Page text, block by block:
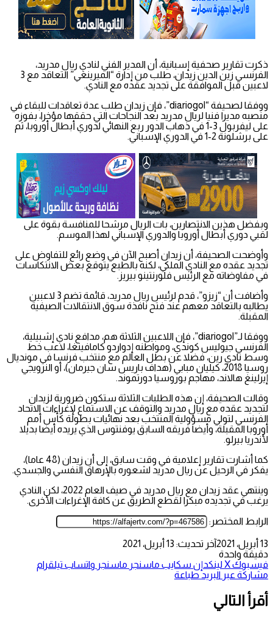
ذكرت تقارير صحفية إسبانية، أن المدير الفني لنادي ريال مدريد،
الفرنسي زين الدين زيدان، طلب من إدارة “الميرينغي” التعاقد مع 3
لاعبين قبل الموافقة على تجديد عقده مع النادي.
ووفقا لصحيفة “diariogol”، فإن زيدان طلب عدة تعاقدات للبقاء في
منصبه مديرا فنيا لريال مدريد بعد النجاحات التي حققها مؤخرا، بفوزه
على ليفربول 3-1 في ذهاب الدور ربع النهائي لدوري أبطال أوروبا، ثم
على برشلونة 2-1 في الدوري الإسباني.
وبفضل هذين الانتصارين، بات الريال مرشحا للمنافسة بقوة على
لقبي دوري أبطال أوروبا والدوري الإسباني لهذا الموسم.
وأوضحت الصحيفة، أن زيدان أصبح الآن في وضع رائع للتفاوض على
تجديد عقده مع النادي الملكي، لكنه بالطبع يتوقع بعض الانتكاسات
في مفاوضاته مع الرئيس فلورنتينو بيريز.
وأضافت أن “زيزو”، قدم لرئيس ريال مدريد، قائمة تضم 3 لاعبين
يطالبه بالتعاقد معهم عند فتح نافذة سوق الانتقالات الصيفية
المقبلة.
ووفقا لـ”diariogol”، فإن اللاعبين الثلاثة هم، مدافع نادي إشبيلية،
الفرنسي جيوليس كوندي، ومواطنه إدواردو كامافينغا، لاعب خط
وسط نادي رين، فضلا عن بطل العالم مع منتخب فرنسا في مونديال
روسيا 2018، كيليان مبابي (هداف باريس سان جيرمان)، أو النرويجي
إيرلينغ هالاند، مهاجم بوروسيا دورتموند.
وقالت الصحيفة، إن هذه الطلبات الثلاثة ستكون ضرورية لزيدان
لتجديد عقده مع ريال مدريد والتوقف عن الاستماع لإغراءات الاتحاد
الفرنسي لتولي مسؤولية المنتخب بعد نهائيات بطولة كأس أمم
أوروبا المقبلة، وأيضا فريقه السابق يوفنتوس الذي يريده أيضا بديلا
لأندريا بيرلو.
كما أشارت تقارير إعلامية في وقت سابق، إلى أن زيدان (48 عاما)،
يفكر في الرحيل عن ريال مدريد لشعوره بالإرهاق النفسي والجسدي.
وينتهي عقد زيدان مع ريال مدريد في صيف العام 2022، لكن النادي
يرغب في تجديده مبكرا لقطع الطريق عن كافة الإغراءات الأخرى.
الرابط المختصر:
13 أبريل، 2021
آخر تحديث: 13 أبريل، 2021
دقيقة واحدة
فيسبوك‫Xلينكدإن سكايب ماسنجر ماسنجر واتساب تيلقرام
مشاركة عبر البريد طباعة
أقرأ التالي